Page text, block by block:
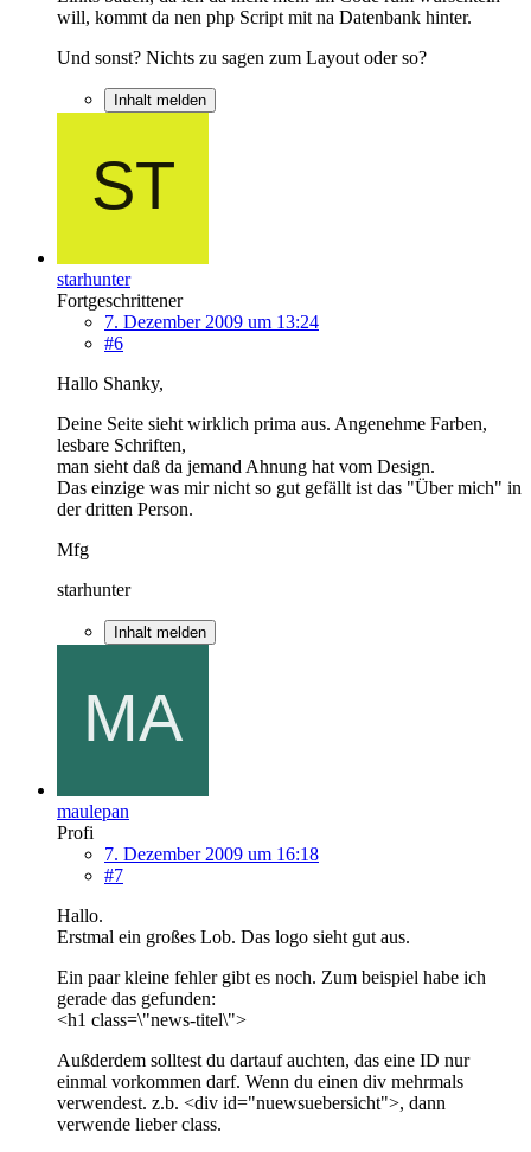
will, kommt da nen php Script mit na Datenbank hinter.
Und sonst? Nichts zu sagen zum Layout oder so?
Inhalt melden
starhunter
Fortgeschrittener
7. Dezember 2009 um 13:24
#6
Hallo Shanky,
Deine Seite sieht wirklich prima aus. Angenehme Farben,
lesbare Schriften,
man sieht daß da jemand Ahnung hat vom Design.
Das einzige was mir nicht so gut gefällt ist das "Über mich" in
der dritten Person.
Mfg
starhunter
Inhalt melden
maulepan
Profi
7. Dezember 2009 um 16:18
#7
Hallo.
Erstmal ein großes Lob. Das logo sieht gut aus.
Ein paar kleine fehler gibt es noch. Zum beispiel habe ich
gerade das gefunden:
<h1 class=\"news-titel\">
Außderdem solltest du dartauf auchten, das eine ID nur
einmal vorkommen darf. Wenn du einen div mehrmals
verwendest. z.b. <div id="nuewsuebersicht">, dann
verwende lieber class.